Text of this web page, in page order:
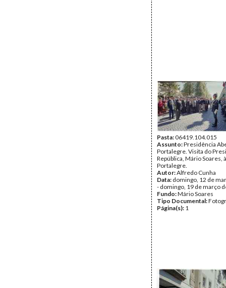
Pasta:06419.104.015
Assunto:Presidência
Portalegre. Visita do
República, Mário Soares,
Portalegre.
Autor:Alfredo Cunha
Data: domingo, 12 de
- domingo, 19 de março
Fundo:Mário Soares
Tipo Documental:
Página(s): 1